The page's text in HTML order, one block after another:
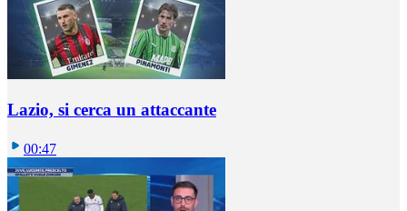
Lazio, si cerca un attaccante
00:47